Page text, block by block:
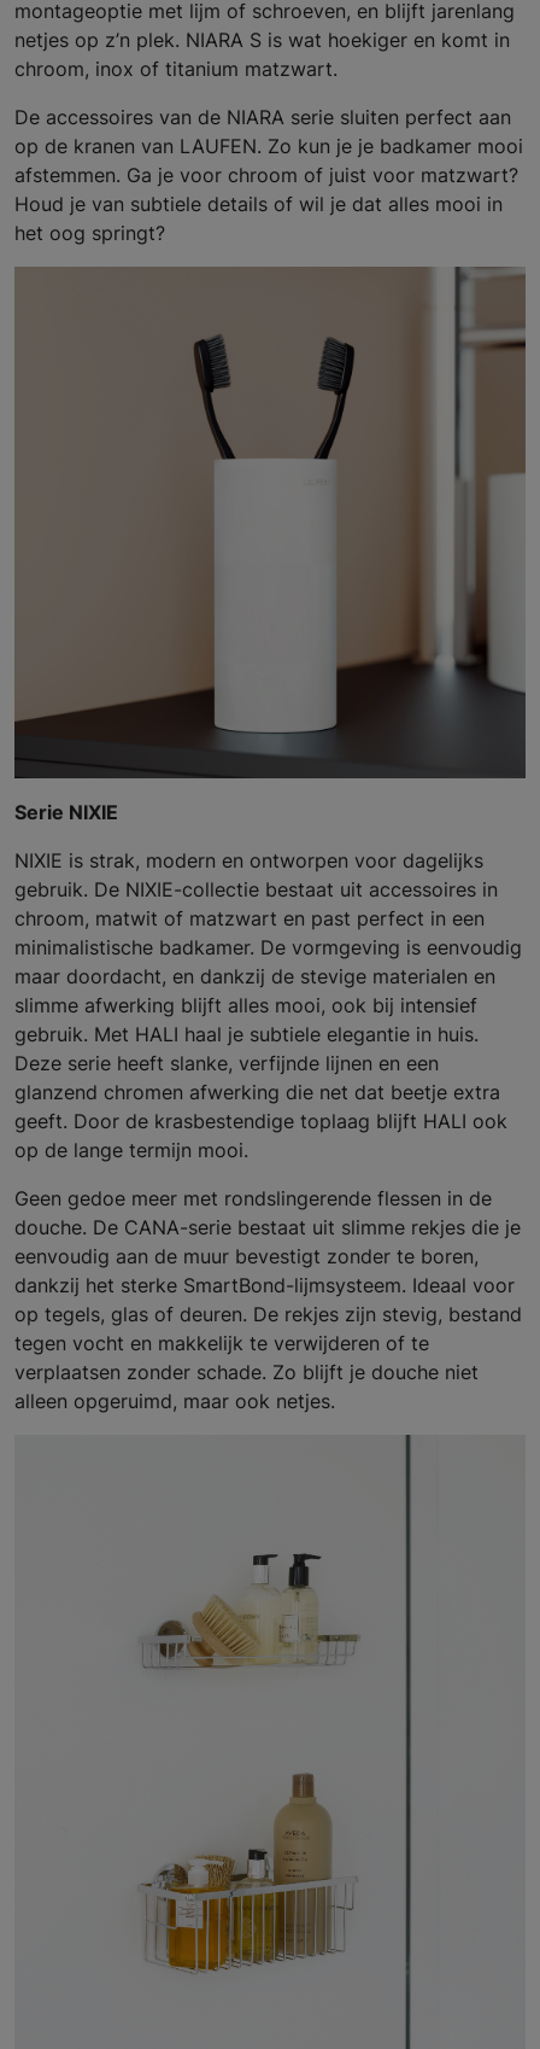
montageoptie met lijm of schroeven, en blijft jarenlang
netjes op z’n plek. NIARA S is wat hoekiger en komt in
chroom, inox of titanium matzwart.
De accessoires van de NIARA serie sluiten perfect aan
op de kranen van LAUFEN. Zo kun je je badkamer mooi
afstemmen. Ga je voor chroom of juist voor matzwart?
Houd je van subtiele details of wil je dat alles mooi in
het oog springt?
Serie NIXIE
NIXIE is strak, modern en ontworpen voor dagelijks
gebruik. De NIXIE-collectie bestaat uit accessoires in
chroom, matwit of matzwart en past perfect in een
minimalistische badkamer. De vormgeving is eenvoudig
maar doordacht, en dankzij de stevige materialen en
slimme afwerking blijft alles mooi, ook bij intensief
gebruik. Met HALI haal je subtiele elegantie in huis.
Deze serie heeft slanke, verfijnde lijnen en een
glanzend chromen afwerking die net dat beetje extra
geeft. Door de krasbestendige toplaag blijft HALI ook
op de lange termijn mooi.
Geen gedoe meer met rondslingerende flessen in de
douche. De CANA-serie bestaat uit slimme rekjes die je
eenvoudig aan de muur bevestigt zonder te boren,
dankzij het sterke SmartBond-lijmsysteem. Ideaal voor
op tegels, glas of deuren. De rekjes zijn stevig, bestand
tegen vocht en makkelijk te verwijderen of te
verplaatsen zonder schade. Zo blijft je douche niet
alleen opgeruimd, maar ook netjes.